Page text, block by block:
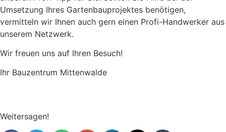
Umsetzung Ihres Gartenbauprojektes benötigen,
vermitteln wir Ihnen auch gern einen Profi-Handwerker aus
unserem Netzwerk.
Wir freuen uns auf Ihren Besuch!
Ihr Bauzentrum Mittenwalde
Weitersagen!